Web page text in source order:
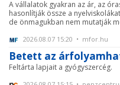
A vállalatok gyakran az ár, az
hasonlítják össze a
de önmagukban nem mutatják
2026.08.07 15:20 • mfor.hu
Betett az
Feltárta lapjait a gyógyszercég.